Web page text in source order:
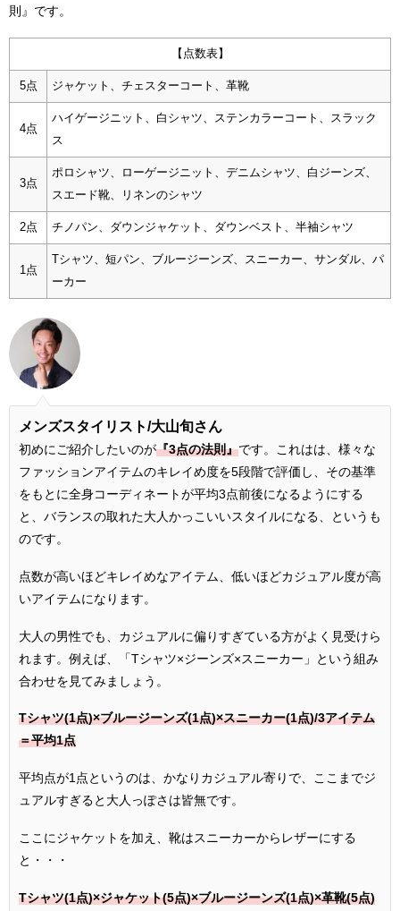
則』です。
【点数表】
5点 ジャケット、チェスターコート、革靴
4点
ハイゲージニット、白シャツ、ステンカラーコート、スラック
ス
3点
ポロシャツ、ローゲージニット、デニムシャツ、白ジーンズ、
スエード靴、リネンのシャツ
2点 チノパン、ダウンジャケット、ダウンベスト、半袖シャツ
1点
Tシャツ、短パン、ブルージーンズ、スニーカー、サンダル、パ
ーカー
メンズスタイリスト/大山旬さん
初めにご紹介したいのが『3点の法則』です。これはは、様々な
ファッションアイテムのキレイめ度を5段階で評価し、その基準
をもとに全身コーディネートが平均3点前後になるようにする
と、バランスの取れた大人かっこいいスタイルになる、というも
のです。
点数が高いほどキレイめなアイテム、低いほどカジュアル度が高
いアイテムになります。
大人の男性でも、カジュアルに偏りすぎている方がよく見受けら
れます。例えば、「Tシャツ×ジーンズ×スニーカー」という組み
合わせを見てみましょう。
Tシャツ(1点)×ブルージーンズ(1点)×スニーカー(1点)/3アイテム
＝平均1点
平均点が1点というのは、かなりカジュアル寄りで、ここまでジ
ュアルすぎると大人っぽさは皆無です。
ここにジャケットを加え、靴はスニーカーからレザーにする
と・・・
Tシャツ(1点)×ジャケット(5点)×ブルージーンズ(1点)×革靴(5点)